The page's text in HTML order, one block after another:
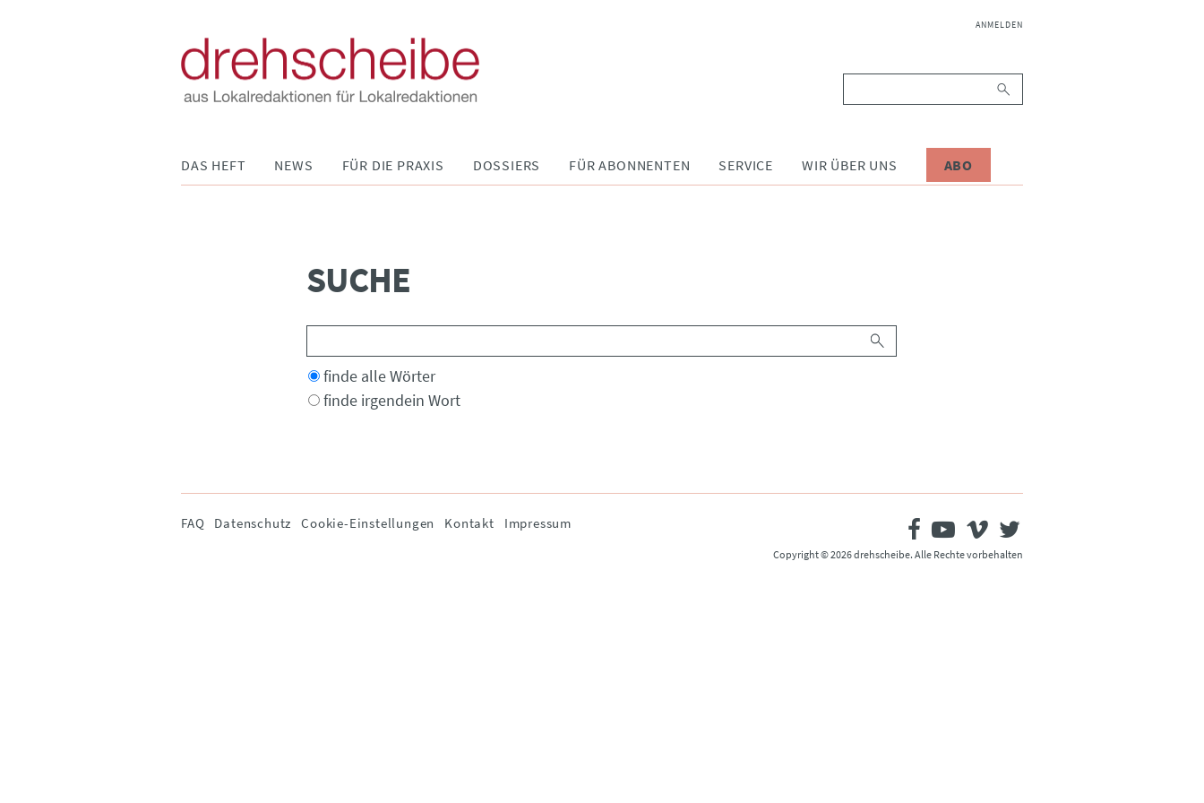
NAVIGATION
ANMELDEN
DAS HEFT NEWS FÜR DIE PRAXIS DOSSIERS FÜR ABONNENTEN SERVICE WIR ÜBER UNS ABO
SUCHE
Optionen
finde alle Wörter
finde irgendein Wort
Navigation
FAQ Datenschutz Cookie-Einstellungen Kontakt Impressum
Copyright © 2026 drehscheibe. Alle Rechte vorbehalten